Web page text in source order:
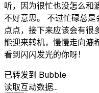
听，因为很忙也没怎么和
不好意思。 不过忙碌总
点点，接下来应该会有很
能迎来转机，慢慢走向漉
看到闪闪发光的你呀！
已转发到 Bubble
读取互动数据…